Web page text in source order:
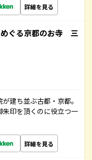
詳細を見る
ぐる京都のお寺 三
建ち並ぶ古都・京都。
印を頂くのに役立つ一
詳細を見る